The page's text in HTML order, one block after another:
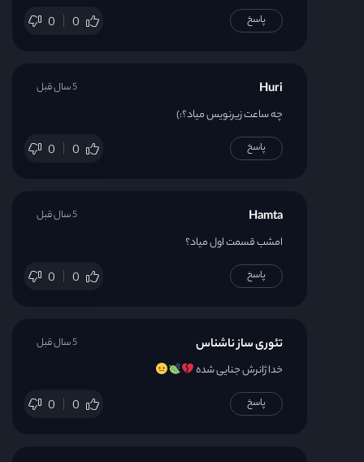
0 0 پاسخ
Huri
چه ساعت زیرنویس میاد؟:)
0 0
5 سال قبل
پاسخ
Hamta
امشب قسمت اول میاد؟
0 0
5 سال قبل
پاسخ
تئوری ساز ناشناس
خدا ژانرش جنایی شده
0 0
5 سال قبل
پاسخ